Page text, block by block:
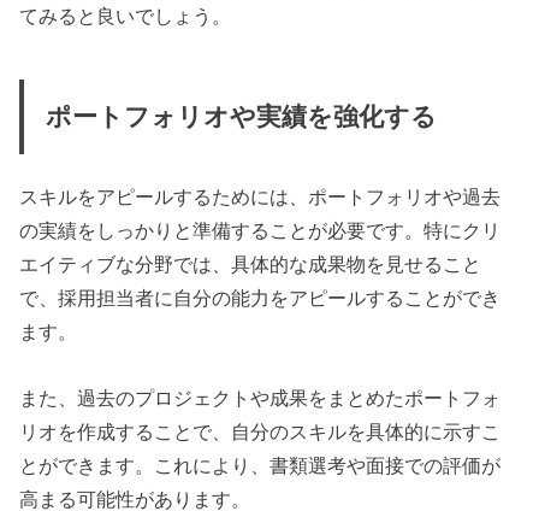
てみると良いでしょう。
ポートフォリオや実績を強化する
スキルをアピールするためには、ポートフォリオや過去
の実績をしっかりと準備することが必要です。特にクリ
エイティブな分野では、具体的な成果物を見せること
で、採用担当者に自分の能力をアピールすることができ
ます。
また、過去のプロジェクトや成果をまとめたポートフォ
リオを作成することで、自分のスキルを具体的に示すこ
とができます。これにより、書類選考や面接での評価が
高まる可能性があります。